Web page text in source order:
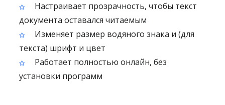
Настраивает прозрачность, чтобы текст
документа оставался читаемым
Изменяет размер водяного знака и (для
текста) шрифт и цвет
Работает полностью онлайн, без
установки программ